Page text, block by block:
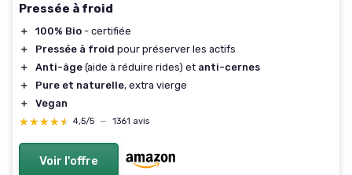
Pressée à froid
＋ 100% Bio - certifiée
＋
Pressée à froid pour préserver les actifs
＋
Anti-âge (aide à réduire rides) et anti-cernes
＋
Pure et naturelle, extra vierge
＋
Vegan
★★★★★
★★★★★ 4,5/5 — 1361 avis
Voir l'offre